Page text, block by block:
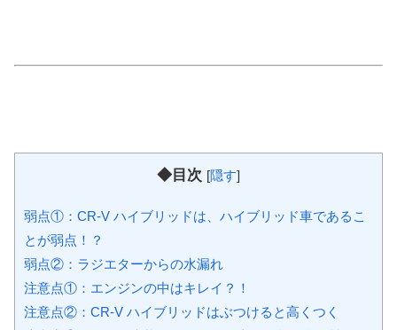
◆目次 [隠す]
弱点①：CR-V ハイブリッドは、ハイブリッド車であるこ
とが弱点！？
弱点②：ラジエターからの水漏れ
注意点①：エンジンの中はキレイ？！
注意点②：CR-V ハイブリッドはぶつけると高くつく